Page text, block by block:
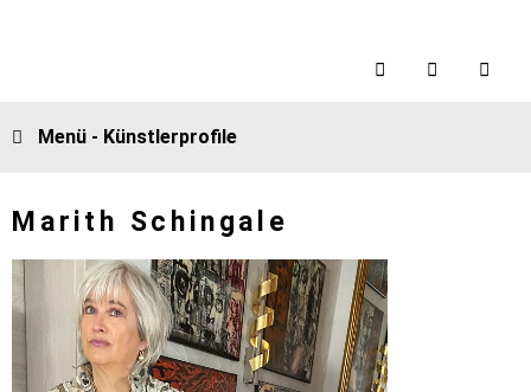
Menü - Künstlerprofile
Marith Schingale